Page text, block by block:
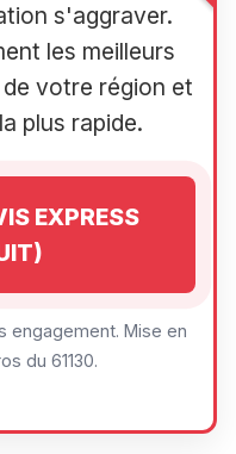
s'aggraver.
les meilleurs
votre région et
plus rapide.
EXPRESS
engagement. Mise en
du 61130.